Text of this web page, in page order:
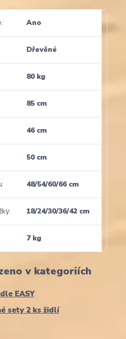
Ano
Dřevěné
80 kg
85 cm
46 cm
50 cm
48/54/60/66 cm
18/24/30/36/42 cm
7 kg
v kategoriích
EASY
sety 2 ks židlí